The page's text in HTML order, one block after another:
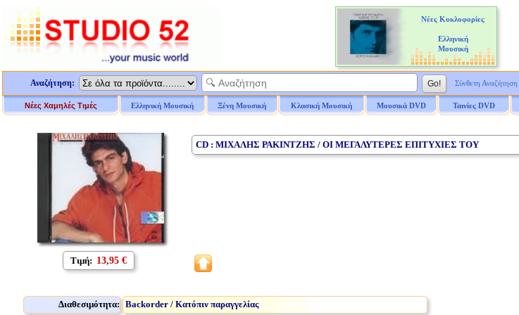
Νέες Κυκλοφορίες
Ελληνική
Μουσική
Αναζήτηση: Σύνθετη Αναζήτηση
Νέες Χαμηλές Τιμές Ελληνική Μουσική Ξένη Μουσική Κλασική Μουσική Μουσικά DVD Ταινίες DVD
Τιμή: 13,95 €
CD : ΜΙΧΑΛΗΣ ΡΑΚΙΝΤΖΗΣ / ΟΙ ΜΕΓΑΛΥΤΕΡΕΣ ΕΠΙΤΥΧΙΕΣ ΤΟΥ
Διαθεσιμότητα: Backorder / Κατόπιν παραγγελίας